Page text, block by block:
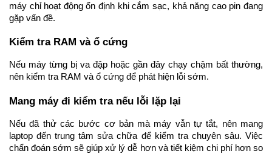
máy chỉ hoạt động ổn định khi cắm sạc, khả năng cao pin đang
gặp vấn đề.
Kiểm tra RAM và ổ cứng
Nếu máy từng bị va đập hoặc gần đây chạy chậm bất thường,
nên kiểm tra RAM và ổ cứng để phát hiện lỗi sớm.
Mang máy đi kiểm tra nếu lỗi lặp lại
Nếu đã thử các bước cơ bản mà máy vẫn tự tắt, nên mang
laptop đến trung tâm sửa chữa để kiểm tra chuyên sâu. Việc
chẩn đoán sớm sẽ giúp xử lý dễ hơn và tiết kiệm chi phí hơn so